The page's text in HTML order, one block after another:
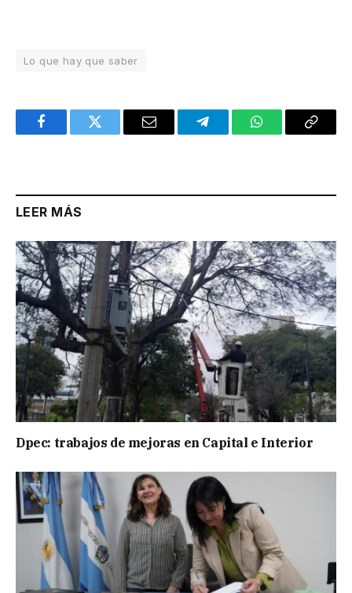
Lo que hay que saber
FacebookTwitter Email TelegramWhatsAppCopy
LEER MÁS
Dpec: trabajos de mejoras en Capital e Interior